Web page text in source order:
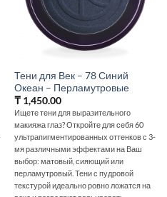
Тени для Век – 78 Синий
Океан – Перламутровые
₸1,450.00
Ищете тени для выразительного
макияжа глаз? Откройте для себя 60
ультрапигментированных оттенков с 3-
мя различными эффектами на Ваш
выбор: матовый, сияющий или
перламутровый. Тени с пудровой
текстурой идеально ровно ложатся на